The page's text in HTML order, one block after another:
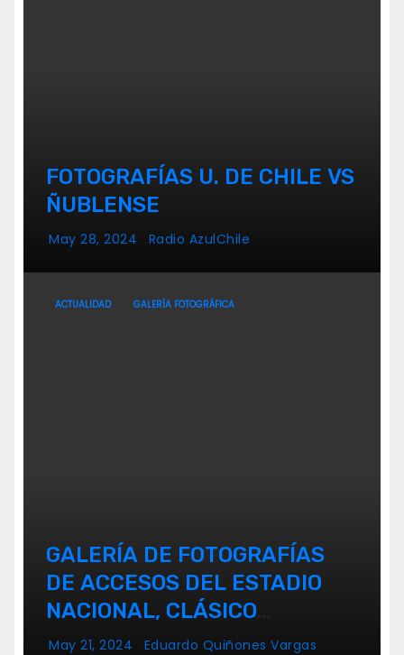
FOTOGRAFÍAS U. DE CHILE VS
ÑUBLENSE
May 28, 2024 Radio AzulChile
ACTUALIDAD GALERÍA FOTOGRÁFICA
GALERÍA DE FOTOGRAFÍAS
DE ACCESOS DEL ESTADIO
NACIONAL, CLÁSICO
UNIVERSITARIO
May 21, 2024 Eduardo Quiñones Vargas